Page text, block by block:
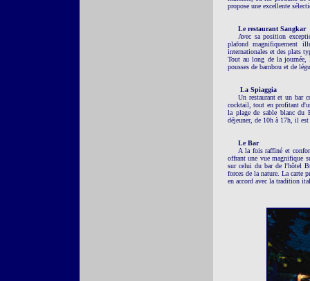
propose une excellente
Le restaurant Sangkar
Avec sa position
plafond magnifiquement
internationales et des plats
Tout au long de la journée,
pousses de bambou et de
La Spiaggia
Un restaurant et un bar
cocktail, tout en profitant
la plage de sable blanc du
déjeuner, de 10h à 17h, il est
Le Bar
A la fois raffiné et
offrant une vue magnifique
sur celui du bar de l'hôtel
forces de la nature. La carte
en accord avec la tradition